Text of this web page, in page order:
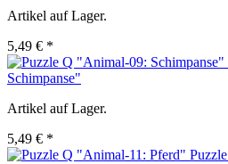
Artikel auf Lager.
5,49 € *
Schimpanse"
Artikel auf Lager.
5,49 € *